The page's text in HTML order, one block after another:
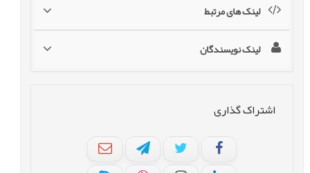
لینک های مرتبط
لینک نویسندگان
اشتراک گذاری